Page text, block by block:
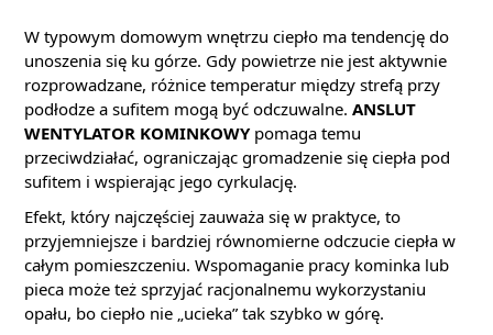
W typowym domowym wnętrzu ciepło ma tendencję do
unoszenia się ku górze. Gdy powietrze nie jest aktywnie
rozprowadzane, różnice temperatur między strefą przy
podłodze a sufitem mogą być odczuwalne. ANSLUT
WENTYLATOR KOMINKOWYpomaga temu
przeciwdziałać, ograniczając gromadzenie się ciepła pod
sufitem i wspierając jego cyrkulację.
Efekt, który najczęściej zauważa się w praktyce, to
przyjemniejsze i bardziej równomierne odczucie ciepła w
całym pomieszczeniu. Wspomaganie pracy kominka lub
pieca może też sprzyjać racjonalnemu wykorzystaniu
opału, bo ciepło nie „ucieka” tak szybko w górę.